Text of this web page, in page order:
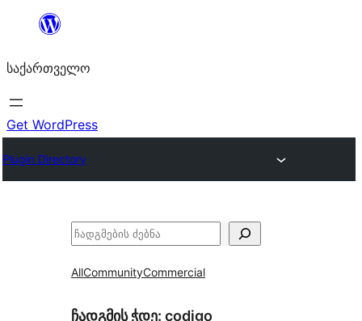
შიგთავსზე
საქართველო
Get WordPress
Plugin Directory
ძებნა
AllCommunityCommercial
ჩადგმის ჭდე: codigo